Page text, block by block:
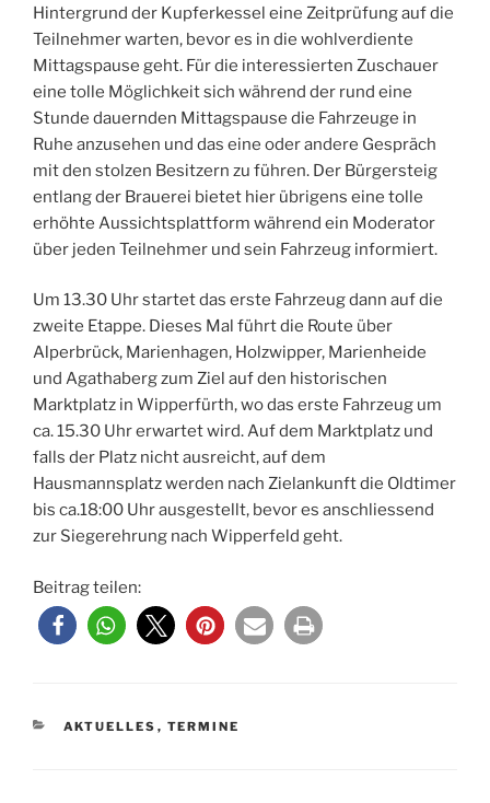
Hintergrund der Kupferkessel eine Zeitprüfung auf die
Teilnehmer warten, bevor es in die wohlverdiente
Mittagspause geht. Für die interessierten Zuschauer
eine tolle Möglichkeit sich während der rund eine
Stunde dauernden Mittagspause die Fahrzeuge in
Ruhe anzusehen und das eine oder andere Gespräch
mit den stolzen Besitzern zu führen. Der Bürgersteig
entlang der Brauerei bietet hier übrigens eine tolle
erhöhte Aussichtsplattform während ein Moderator
über jeden Teilnehmer und sein Fahrzeug informiert.
Um 13.30 Uhr startet das erste Fahrzeug dann auf die
zweite Etappe. Dieses Mal führt die Route über
Alperbrück, Marienhagen, Holzwipper, Marienheide
und Agathaberg zum Ziel auf den historischen
Marktplatz in Wipperfürth, wo das erste Fahrzeug um
ca. 15.30 Uhr erwartet wird. Auf dem Marktplatz und
falls der Platz nicht ausreicht, auf dem
Hausmannsplatz werden nach Zielankunft die Oldtimer
bis ca.18:00 Uhr ausgestellt, bevor es anschliessend
zur Siegerehrung nach Wipperfeld geht.
Beitrag teilen:
KATEGORIEN
AKTUELLES , TERMINE